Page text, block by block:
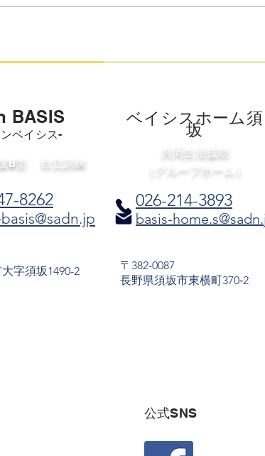
在の活動内容（支援プログラム）
と、社会生活能力
BASIS
ベイシス-
B型 ​自立訓練
字須坂1490-2
-8262
​ベイシスホーム須
坂
共同生活援助
（グループホーム）
〒382-0087
長野県須坂市東横町370‐2
026-214-3893
basis-
​公式SNS